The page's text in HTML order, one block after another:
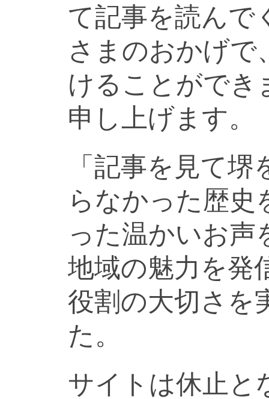
て記事を読んで
さまのおかげで
けることができ
申し上げます。
「記事を見て
らなかった歴史
った温かいお声
地域の魅力を発
役割の大切さを
た。
サイトは休止と